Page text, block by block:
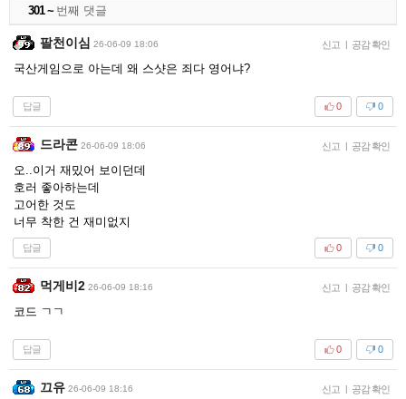
301 ~ 번째 댓글
팔천이심 26-06-09 18:06 신고 | 공감 확인
국산게임으로 아는데 왜 스샷은 죄다 영어냐?
답글 0
0
드라콘 26-06-09 18:06 신고 | 공감 확인
오..이거 재밌어 보이던데
호러 좋아하는데
고어한 것도
너무 착한 건 재미없지
답글 0
0
먹게비2 26-06-09 18:16 신고 | 공감 확인
코드 ㄱㄱ
답글 0
0
끄유 26-06-09 18:16 신고 | 공감 확인